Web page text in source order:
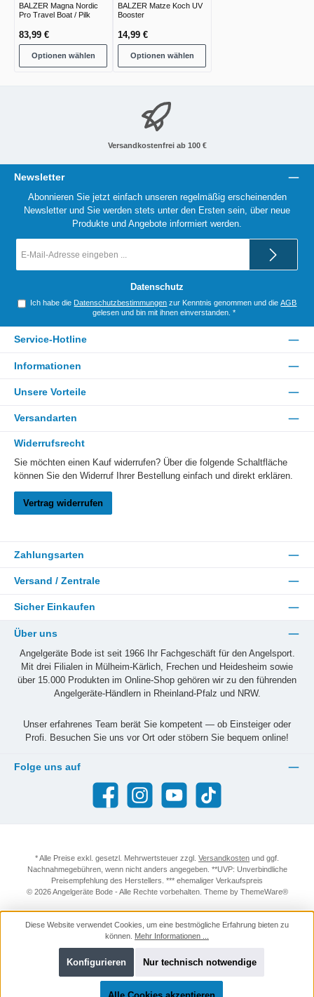
BALZER Magna Nordic
Pro Travel Boat / Pilk
83,99 €
Optionen wählen
BALZER Matze Koch UV
Booster
14,99 €
Optionen wählen
Versandkostenfrei ab 100 €
Newsletter
Abonnieren Sie jetzt einfach unseren regelmäßig erscheinenden
Newsletter und Sie werden stets unter den Ersten sein, über neue
Produkte und Angebote informiert werden.
Mail-
Adresse
Datenschutz
Ich habe die Datenschutzbestimmungen zur Kenntnis genommen und dieAGB
gelesen und bin mit ihnen einverstanden. *
Service-Hotline
Informationen
Unsere Vorteile
Versandarten
Widerrufsrecht
Sie möchten einen Kauf widerrufen? Über die folgende Schaltfläche
können Sie den Widerruf Ihrer Bestellung einfach und direkt erklären.
Vertrag widerrufen
Zahlungsarten
Versand / Zentrale
Sicher Einkaufen
Über uns
Angelgeräte Bode ist seit 1966 Ihr Fachgeschäft für den Angelsport.
Mit drei Filialen in Mülheim-Kärlich, Frechen und Heidesheim sowie
über 15.000 Produkten im Online-Shop gehören wir zu den führenden
Angelgeräte-Händlern in Rheinland-Pfalz und NRW.
Unser erfahrenes Team berät Sie kompetent — ob Einsteiger oder
Profi. Besuchen Sie uns vor Ort oder stöbern Sie bequem online!
Folge uns auf
Facebook Instagram YouTube TikTok
* Alle Preise exkl. gesetzl. Mehrwertsteuer zzgl. Versandkosten und ggf.
Nachnahmegebühren, wenn nicht anders angegeben. **UVP: Unverbindliche
Preisempfehlung des Herstellers. *** ehemaliger Verkaufspreis
© 2026 Angelgeräte Bode - Alle Rechte vorbehalten. Theme by ThemeWare®
Diese Website verwendet Cookies, um eine bestmögliche Erfahrung bieten zu
können. Mehr Informationen ...
Nur technisch notwendige
Konfigurieren